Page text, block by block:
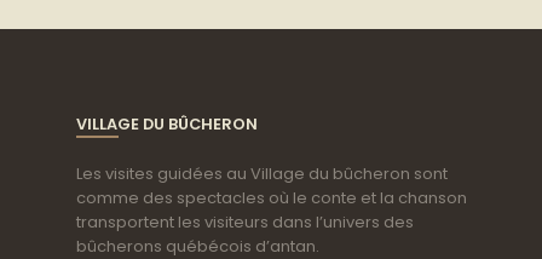
VILLAGE DU BÛCHERON
Les visites guidées au Village du bûcheron sont
comme des spectacles où le conte et la chanson
transportent les visiteurs dans l’univers des
bûcherons québécois d’antan.